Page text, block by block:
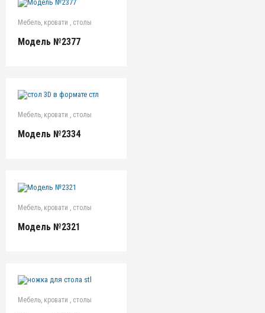
Мебель, кровати , столы
Модель №2377
Мебель, кровати , столы
Модель №2334
Мебель, кровати , столы
Модель №2321
Мебель, кровати , столы